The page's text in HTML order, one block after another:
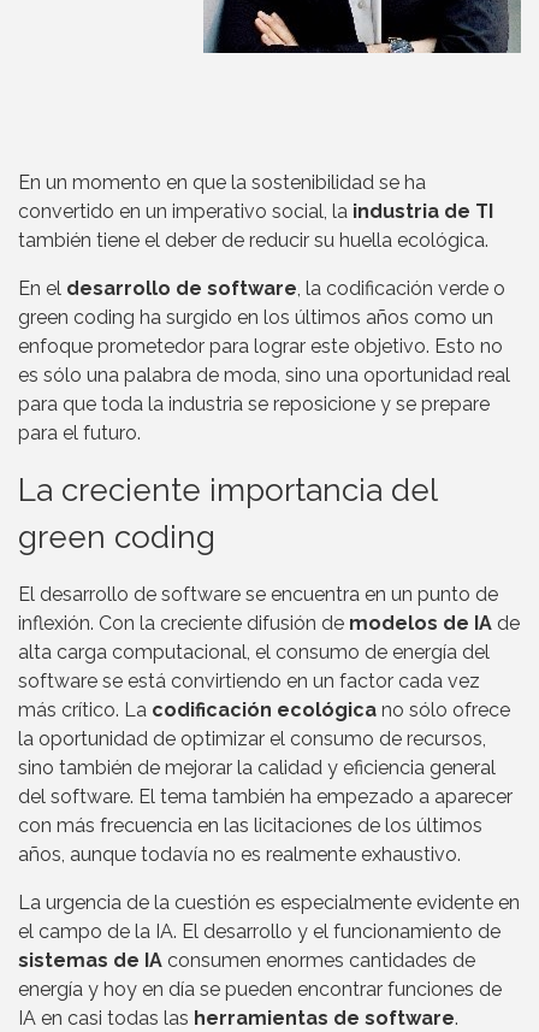
En un momento en que la sostenibilidad se ha
convertido en un imperativo social, la industria de TI
también tiene el deber de reducir su huella ecológica.
En el desarrollo de software, la codificación verde o
green coding ha surgido en los últimos años como un
enfoque prometedor para lograr este objetivo. Esto no
es sólo una palabra de moda, sino una oportunidad real
para que toda la industria se reposicione y se prepare
para el futuro.
La creciente importancia del
green coding
El desarrollo de software se encuentra en un punto de
inflexión. Con la creciente difusión de modelos de IA de
alta carga computacional, el consumo de energía del
software se está convirtiendo en un factor cada vez
más crítico. La codificación ecológica no sólo ofrece
la oportunidad de optimizar el consumo de recursos,
sino también de mejorar la calidad y eficiencia general
del software. El tema también ha empezado a aparecer
con más frecuencia en las licitaciones de los últimos
años, aunque todavía no es realmente exhaustivo.
La urgencia de la cuestión es especialmente evidente en
el campo de la IA. El desarrollo y el funcionamiento de
sistemas de IA consumen enormes cantidades de
energía y hoy en día se pueden encontrar funciones de
IA en casi todas las herramientas de software.